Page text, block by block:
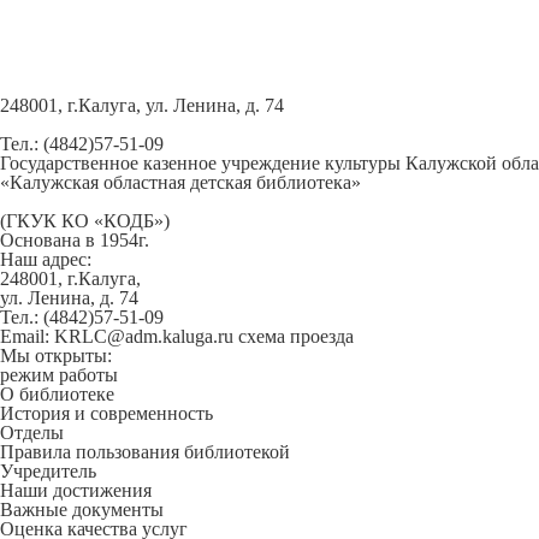
248001, г.Калуга, ул. Ленина, д. 74
Тел.: (4842)57-51-09
Государственное казенное учреждение культуры Калужской
«Калужская областная детская библиотека»
(ГКУК КО «КОДБ»)
Основана в 1954г.
Наш адрес:
248001, г.Калуга,
ул. Ленина, д. 74
Тел.: (4842)57-51-09
Email: KRLC@adm.kaluga.ru схема проезда
Мы открыты:
режим работы
О библиотеке
История и современность
Отделы
Правила пользования библиотекой
Учредитель
Наши достижения
Важные документы
Оценка качества услуг